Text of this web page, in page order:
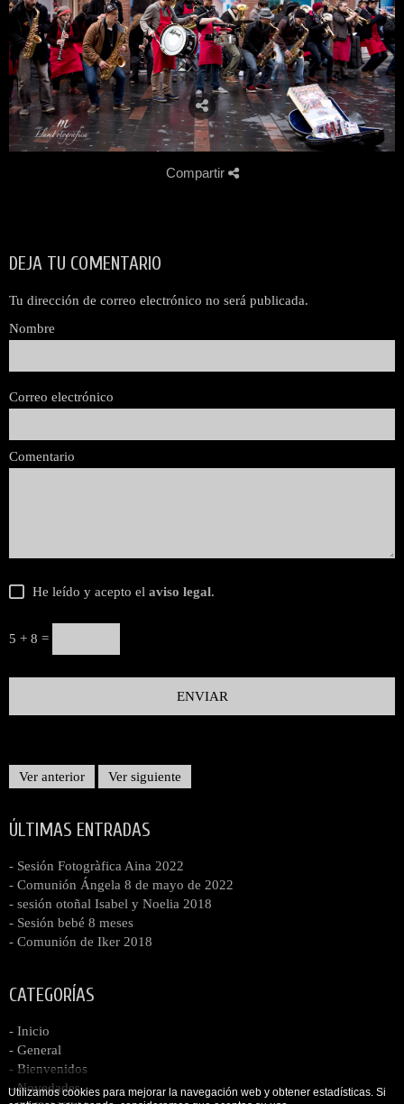
Compartir
DEJA TU COMENTARIO
Tu dirección de correo electrónico no será publicada.
Nombre
Correo electrónico
Comentario
He leído y acepto el aviso legal.
5 + 8 =
Ver anterior Ver siguiente
ÚLTIMAS ENTRADAS
- Sesión Fotogràfica Aina 2022
- Comunión Ángela 8 de mayo de 2022
- sesión otoñal Isabel y Noelia 2018
- Sesión bebé 8 meses
- Comunión de Iker 2018
CATEGORÍAS
- Inicio
- General
- Bienvenidos
- Novedades
Utilizamos cookies para mejorar la navegación web y obtener estadísticas. Si